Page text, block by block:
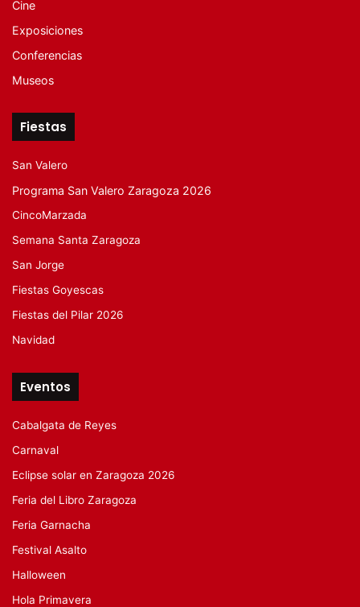
Cine
Exposiciones
Conferencias
Museos
Fiestas
San Valero
Programa San Valero Zaragoza 2026
CincoMarzada
Semana Santa Zaragoza
San Jorge
Fiestas Goyescas
Fiestas del Pilar 2026
Navidad
Eventos
Cabalgata de Reyes
Carnaval
Eclipse solar en Zaragoza 2026
Feria del Libro Zaragoza
Feria Garnacha
Festival Asalto
Halloween
Hola Primavera